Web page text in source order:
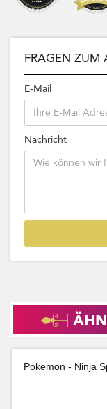
FRAGEN ZUM
E-Mail
Nachricht
Pokemon - Ninja